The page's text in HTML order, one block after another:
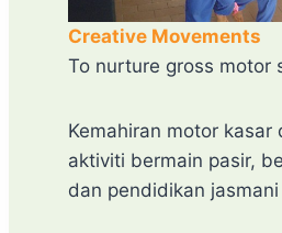
Creative Movements
To nurture gross motor
Kemahiran motor kasar
aktiviti bermain pasir,
dan pendidikan jasmani